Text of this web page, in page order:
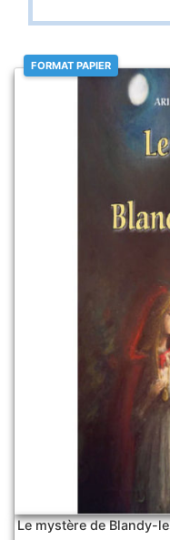
FORMAT PAPIER
Le mystère de Blandy-